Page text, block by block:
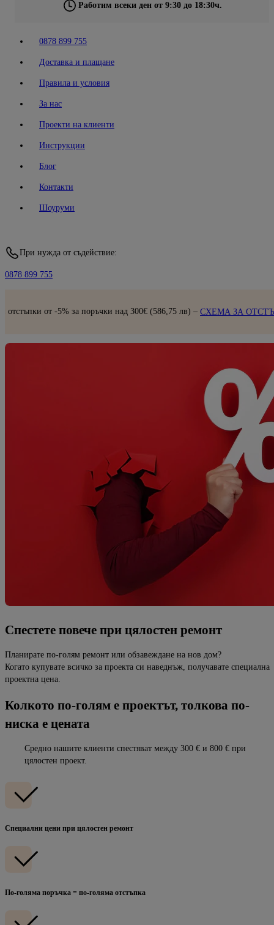
Работим всеки ден от 9:30 до 18:30ч.
0878 899 755
Доставка и плащане
Правила и условия
За нас
Проекти на клиенти
Инструкции
Блог
Контакти
Шоуруми
При нужда от съдействие:
0878 899 755
за поръчки над 300€ (586,75 лв) –СХЕМА ЗА ОТСТЪПКИ
Спестете повече при цялостен ремонт
Планирате по-голям ремонт или обзавеждане на нов дом?
Когато купувате всичко за проекта си наведнъж, получавате специална
проектна цена.
Колкото по-голям е проектът, толкова по-
ниска е цената
Средно нашите клиенти спестяват между 300 € и 800 € при
цялостен проект.
Специални цени при цялостен ремонт
По-голяма поръчка = по-голяма отстъпка